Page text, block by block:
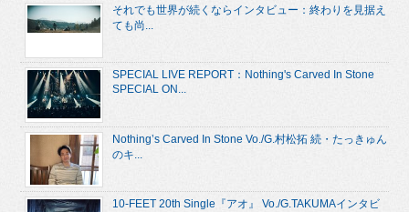
それでも世界が続くならインタビュー：終わりを見据え
ても尚...
SPECIAL LIVE REPORT：Nothing's Carved In Stone
SPECIAL ON...
Nothing’s Carved In Stone Vo./G.村松拓 続・たっきゅん
のキ...
10-FEET 20th Single『アオ』 Vo./G.TAKUMAインタビ